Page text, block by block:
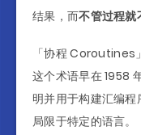
结果，而不管过程就
「协程 Coroutines
这个术语早在 1958
明并用于构建汇编程
局限于特定的语言。